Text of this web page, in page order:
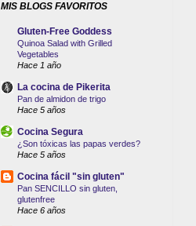
MIS BLOGS FAVORITOS
Gluten-Free Goddess
Quinoa Salad with Grilled
Vegetables
Hace 1 año
La cocina de Pikerita
Pan de almidon de trigo
Hace 5 años
Cocina Segura
¿Son tóxicas las papas verdes?
Hace 5 años
Cocina fácil "sin gluten"
Pan SENCILLO sin gluten,
glutenfree
Hace 6 años